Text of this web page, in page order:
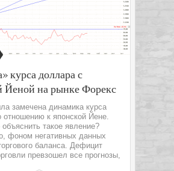
курса доллара с
Йеной на рынке Форекс
замечена динамика курса
отношению к японской Йене.
такое явление?
фоном негативных данных
баланса. Дефицит
превзошел все прогнозы,